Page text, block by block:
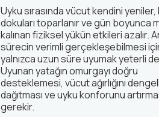
Uyku sırasında vücut kendini yeniler,
dokuları toparlanır ve gün boyunca
kalınan fiziksel yükün etkileri azalır.
sürecin verimli gerçekleşebilmesi
yalnızca uzun süre uyumak yeterli
Uyunan yatağın omurgayı doğru
desteklemesi, vücut ağırlığını
dağıtması ve uyku konforunu
gerekir.